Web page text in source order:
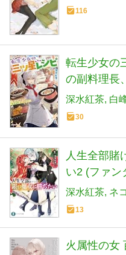
116
転生少女の
の副料理長
BOOKS)
深水紅茶 白
30
人生全部賭
い2 (ファン
深水紅茶 ネ
13
火属性の女